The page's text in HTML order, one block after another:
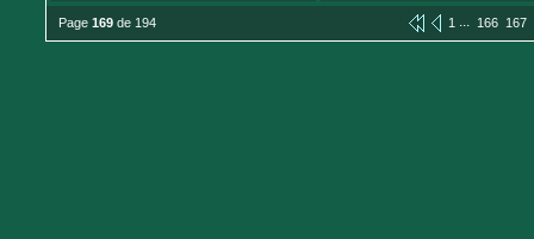
Page 169 de 194 1 ... 166 167